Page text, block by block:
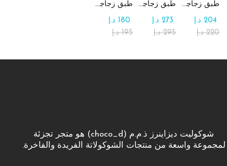
طبق زجاجي مربع يحتوي على تشكيلة من الشوكولاتة
220 د.إ
204 د.إ
طبق زجاجي دائري للحلوى مع الشوكولاتة
295 د.إ
273 د.إ
طبق زجاجي مربع يحتوي على الرهش
195 د.إ
180 د.إ
شوكوليت ديزاينرز ذ.م.م (choco_d) هو متجر تجزئة
لمجموعة واسعة من منتجات الشوكولاتة الفريدة والفاخرة.